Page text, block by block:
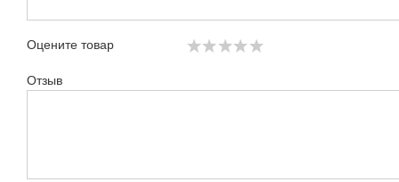
Оцените товар
Отзыв